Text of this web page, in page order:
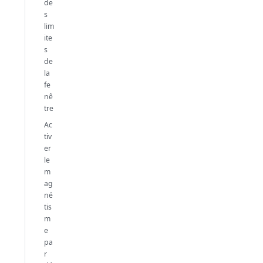
de
s
lim
ite
s
de
la
fe
nê
tre
Ac
tiv
er
le
m
ag
né
tis
m
e
pa
r